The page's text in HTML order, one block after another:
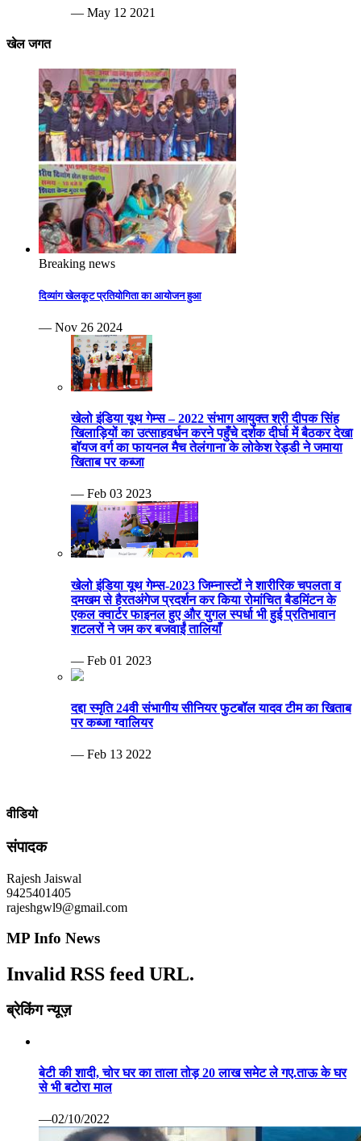
— May 12 2021
खेल जगत
Breaking news
दिव्यांग खेलकूट प्रतियोगिता का आयोजन हुआ
— Nov 26 2024
खेलो इंडिया यूथ गेम्स – 2022 संभाग आयुक्त श्री दीपक सिंह
खिलाड़ियों का उत्साहवर्धन करने पहुँचे दर्शक दीर्घा में बैठकर देखा
बॉयज वर्ग का फायनल मैच तेलंगाना के लोकेश रेड्डी ने जमाया
खिताब पर कब्जा
— Feb 03 2023
खेलो इंडिया यूथ गेम्स-2023 जिम्नास्टों ने शारीरिक चपलता व
दमखम से हैरतअंगेज प्रदर्शन कर किया रोमांचित बैडमिंटन के
एकल क्वार्टर फाइनल हुए और युगल स्पर्धा भी हुई प्रतिभावान
शटलरों ने जम कर बजवाईं तालियाँ
— Feb 01 2023
दद्दा स्मृति 24वी संभागीय सीनियर फुटबॉल यादव टीम का खिताब
पर कब्जा ग्वालियर
— Feb 13 2022
वीडियो
संपादक
Rajesh Jaiswal
9425401405
rajeshgwl9@gmail.com
MP Info News
Invalid RSS feed URL.
ब्रेकिंग न्यूज़
बेटी की शादी, चोर घर का ताला तोड़ 20 लाख समेट ले गए.ताऊ के घर
से भी बटोरा माल
—02/10/2022